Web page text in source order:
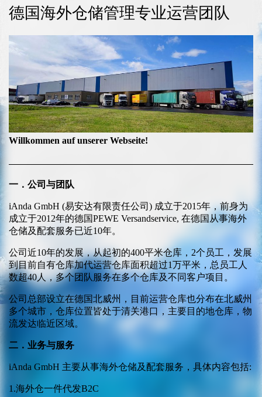
德国海外仓储管理专业运营团队
Willkommen auf unserer Webseite!
一．公司与团队
iAnda GmbH (易安达有限责任公司) 成立于2015年，前身为
成立于2012年的德国PEWE Versandservice, 在德国从事海外
仓储及配套服务已近10年。
公司近10年的发展，从起初的400平米仓库，2个员工，发展
到目前自有仓库加代运营仓库面积超过1万平米，总员工人
数超40人，多个团队服务在多个仓库及不同客户项目。
公司总部设立在德国北威州，目前运营仓库也分布在北威州
多个城市，仓库位置皆处于清关港口，主要目的地仓库，物
流发达临近区域。
二．业务与服务
iAnda GmbH 主要从事海外仓储及配套服务，具体内容包括:
1.海外仓一件代发B2C